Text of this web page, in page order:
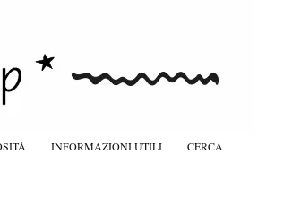
INFORMAZIONI UTILI CERCA